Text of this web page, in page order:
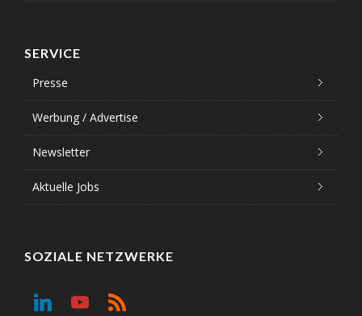
SERVICE
Presse
Werbung / Advertise
Newsletter
Aktuelle Jobs
SOZIALE NETZWERKE